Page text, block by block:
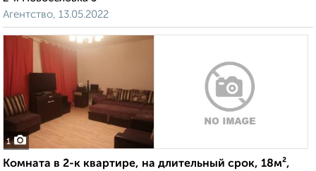
Агентство, 13.05.2022
1
Комната в 2-к квартире, на длительный срок, 18м²,